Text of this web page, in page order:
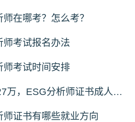
在哪考？怎么考？
考试报名办法
考试时间安排
ESG人才缺口227万，ESG分析师证书成人才竞争“硬通货”
证书有哪些就业方向